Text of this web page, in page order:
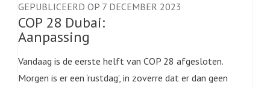
GEPUBLICEERD OP 7 DECEMBER 2023
COP 28 Dubai:
Aanpassing
Vandaag is de eerste helft van COP 28 afgesloten.
Morgen is er een ‘rustdag’, in zoverre dat er dan geen